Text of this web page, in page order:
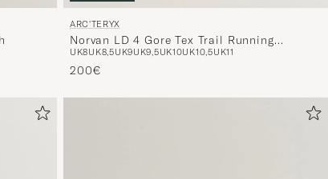
ARC'TERYX
Norvan LD 4 Gore Tex Trail Running
Sneaker Black
UK8UK8,5UK9UK9,5UK10UK10,5UK11
200€